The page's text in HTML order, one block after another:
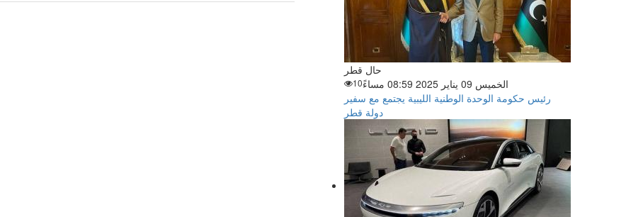
حال قطر
الخميس 09 يناير 2025 08:59 مساءً
10
رئيس حكومة الوحدة الوطنية الليبية يجتمع مع سفير
دولة قطر